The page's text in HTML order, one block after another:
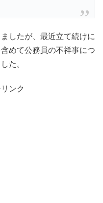
したが、最近立て続けに
めて公務員の不祥事につ
た。
ンク